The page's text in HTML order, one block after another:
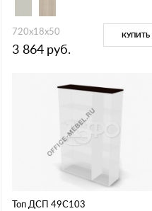
720х18х50
3 864 руб.
КУПИТЬ
Топ ДСП 49C103